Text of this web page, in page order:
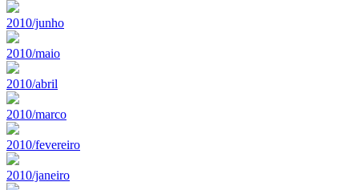
2010/junho
2010/maio
2010/abril
2010/marco
2010/fevereiro
2010/janeiro